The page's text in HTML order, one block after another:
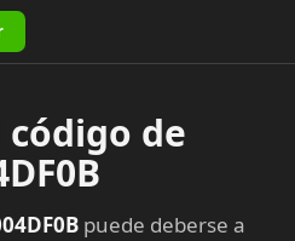
de
puede deberse a